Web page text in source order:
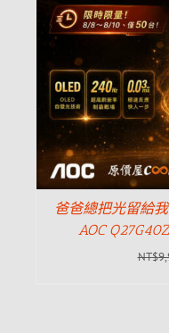
爸爸總把光留給
AOC
NT$